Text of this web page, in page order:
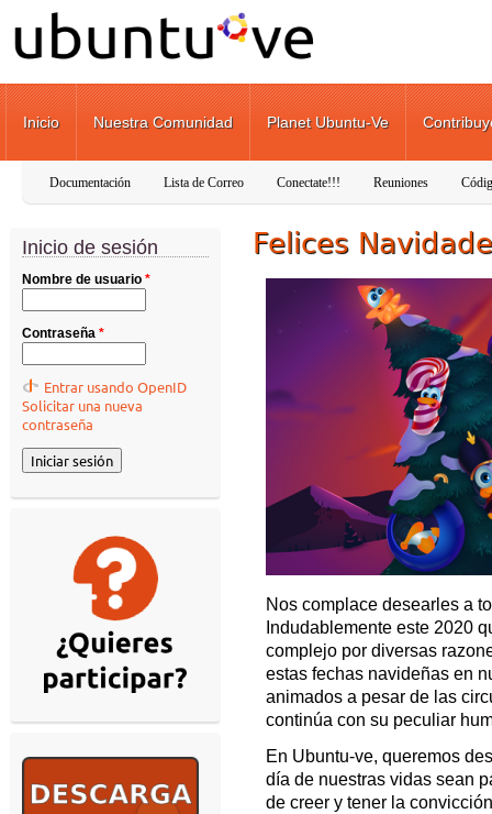
Pasar al contenido principal
Inicio Nuestra Comunidad Planet Ubuntu-Ve
Documentación Lista de Correo Conectate!!! Reuniones
Inicio de sesión
Nombre de usuario *
Contraseña *
Entrar usando OpenID
Solicitar una nueva
contraseña
Felices
Nos complace desearles a
Indudablemente este 2020
complejo por diversas
estas fechas navideñas en
animados a pesar de las
continúa con su peculiar
En Ubuntu-ve, queremos
día de nuestras vidas sean
de creer y tener la